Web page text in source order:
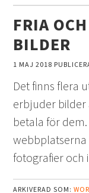
FRIA
BILDER
1 MAJ 2018
Det finns flera
erbjuder
betala för dem.
webbplatserna
fotografier och
ARKIVERAD SOM: